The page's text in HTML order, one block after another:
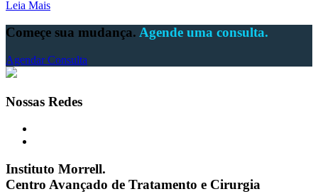
Leia Mais
Começe sua mudança. Agende uma consulta.
Agendar Consulta
Nossas Redes
Instituto Morrell.
Centro Avançado de Tratamento e Cirurgia